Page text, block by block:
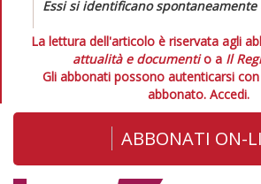
Essi si identificano
La lettura dell'articolo è riservata agli
attualità e documentio a Il
Gli abbonati possono autenticarsi
abbonato. Accedi.
ABBONATI ON-